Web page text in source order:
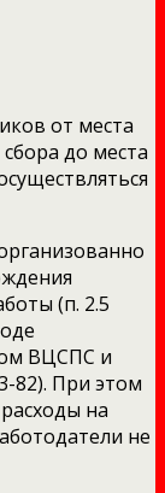
от места
до места
(п. 2.5
ВЦСПС и
82). При этом
на
не